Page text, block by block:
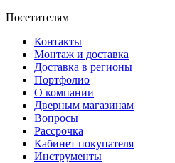
Посетителям
Контакты
Монтаж и доставка
Доставка в регионы
Портфолио
О компании
Дверным магазинам
Вопросы
Рассрочка
Кабинет покупателя
Инструменты